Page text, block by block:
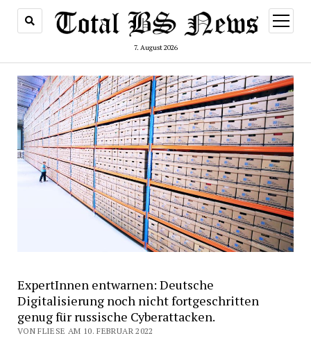
7. August 2026
Menü
öffnen
ExpertInnen entwarnen: Deutsche
Digitalisierung noch nicht fortgeschritten
genug für russische Cyberattacken.
VON FLIESE AM 10. FEBRUAR 2022